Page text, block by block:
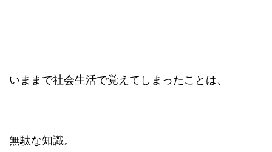
いままで社会生活で覚えてしまったことは、
無駄な知識。